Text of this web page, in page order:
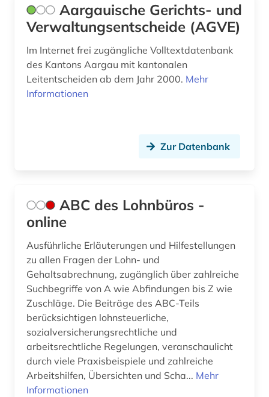
asienforschung (1)
asyl (4)
asylbewerber (1)
asylbewerberleistungsrecht (1)
aufklärung (1)
ausbildung (1)
auschwitz-prozess (2)
ausland (1)
ausländer (1)
ausländerrecht (6)
ausländisches recht (3)
Sachsen-Anhalt (3)
Schweden (5)
Schweiz (52)
Suedosteuropa (1)
Tschechische Republik (2)
Tuerkei (2)
USA (27)
Vatikanstadt (1)
Aargauische Gerichts- und
Verwaltungsentscheide (AGVE)
Im Internet frei zugängliche Volltextdatenbank
des Kantons Aargau mit kantonalen
Leitentscheiden ab dem Jahr 2000. Mehr
Informationen
Zur Datenbank
ABC des Lohnbüros -
online
Ausführliche Erläuterungen und Hilfestellungen
zu allen Fragen der Lohn- und
Gehaltsabrechnung, zugänglich über zahlreiche
Suchbegriffe von A wie Abfindungen bis Z wie
Zuschläge. Die Beiträge des ABC-Teils
berücksichtigen lohnsteuerliche,
sozialversicherungsrechtliche und
arbeitsrechtliche Regelungen, veranschaulicht
durch viele Praxisbeispiele und zahlreiche
Arbeitshilfen, Übersichten und Scha... Mehr
Informationen